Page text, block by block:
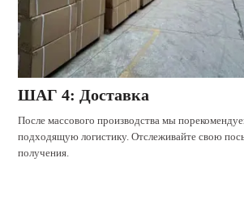
ШАГ 4: Доставка
После массового производства мы
подходящую логистику. Отслеживайте свою
получения.